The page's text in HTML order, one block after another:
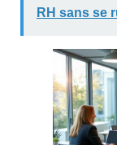
RH sans se